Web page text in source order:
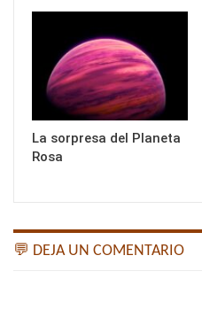
La sorpresa del Planeta
Rosa
💬 DEJA UN COMENTARIO